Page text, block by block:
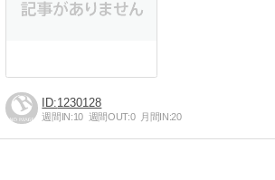
1230128
週間IN:10 週間OUT:0 月間IN:20